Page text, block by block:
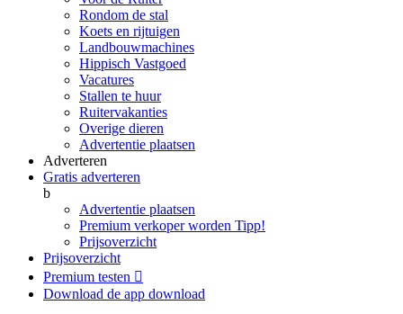
Rondom de stal
Koets en rijtuigen
Landbouwmachines
Hippisch Vastgoed
Vacatures
Stallen te huur
Ruitervakanties
Overige dieren
Advertentie plaatsen
Adverteren
Gratis adverteren
b
Advertentie plaatsen
Premium verkoper worden Tipp!
Prijsoverzicht
Prijsoverzicht
Premium testen 
Download de app download